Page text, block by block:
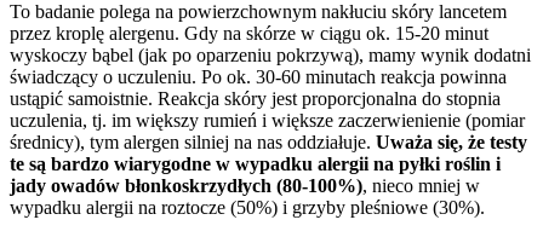
To badanie polega na powierzchownym nakłuciu skóry lancetem
przez kroplę alergenu. Gdy na skórze w ciągu ok. 15-20 minut
wyskoczy bąbel (jak po oparzeniu pokrzywą), mamy wynik dodatni
świadczący o uczuleniu. Po ok. 30-60 minutach reakcja powinna
ustąpić samoistnie. Reakcja skóry jest proporcjonalna do stopnia
uczulenia, tj. im większy rumień i większe zaczerwienienie (pomiar
średnicy), tym alergen silniej na nas oddziałuje. Uważa się, że testy
te są bardzo wiarygodne w wypadku alergii na pyłki roślin i
jady owadów błonkoskrzydłych (80-100%), nieco mniej w
wypadku alergii na roztocze (50%) i grzyby pleśniowe (30%).